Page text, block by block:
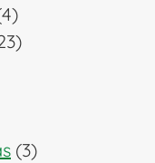
productos
44
productos
23
33